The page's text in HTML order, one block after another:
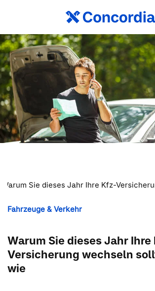
Warum Sie dieses Jahr Ihre Kfz-
Fahrzeuge & Verkehr
Warum Sie dieses Jahr Ihre
Versicherung wechseln
wie